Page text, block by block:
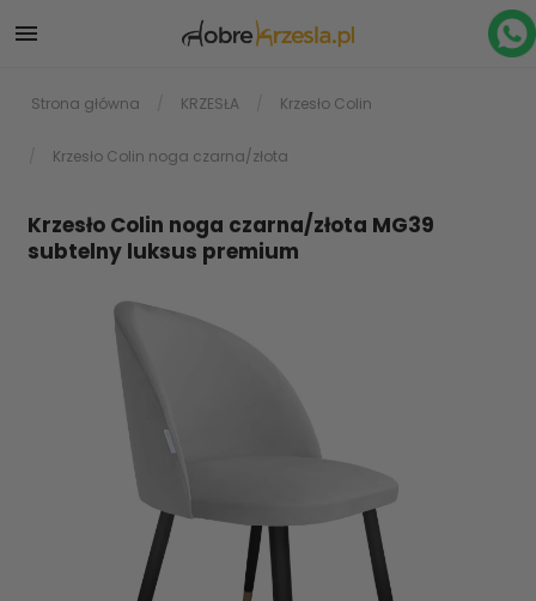

Strona główna KRZESŁA Krzesło Colin
Krzesło Colin noga czarna/złota
Krzesło Colin noga czarna/złota MG39
subtelny luksus premium